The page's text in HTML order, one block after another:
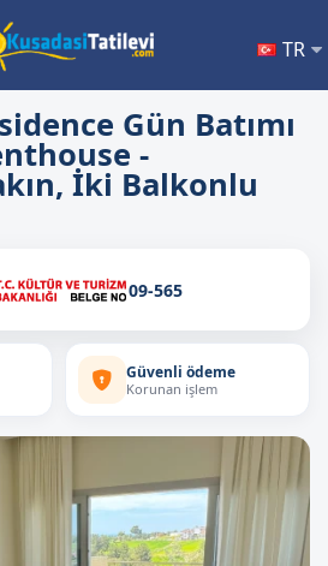
TR
Gün Batımı
-
İki Balkonlu
09-565
Güvenli ödeme
Korunan işlem